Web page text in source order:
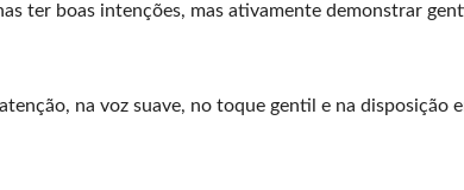
ter boas intenções, mas ativamente demonstrar
na voz suave, no toque gentil e na disposição